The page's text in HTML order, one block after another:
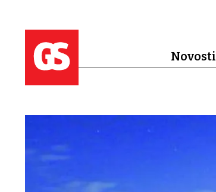
Novosti